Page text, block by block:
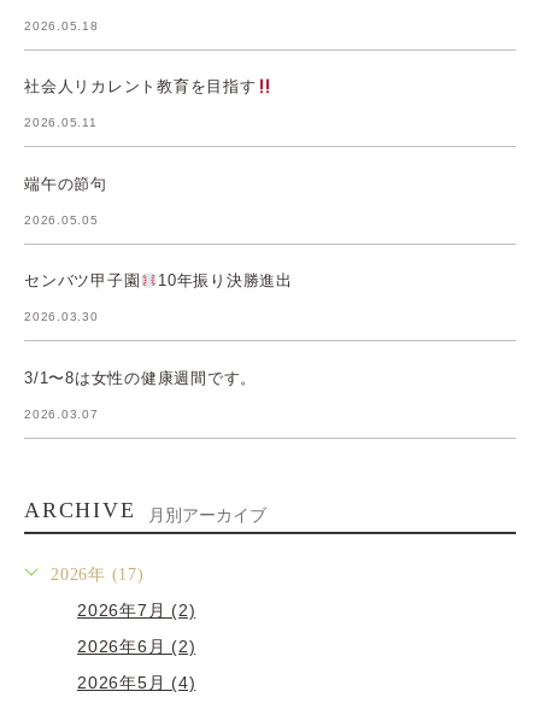
2026.05.18
社会人リカレント教育を目指す
2026.05.11
端午の節句
2026.05.05
センバツ甲子園 10年振り決勝進出
2026.03.30
3/1〜8は女性の健康週間です。
2026.03.07
ARCHIVE 月別アーカイブ
2026年 (17)
2026年7月 (2)
2026年6月 (2)
2026年5月 (4)